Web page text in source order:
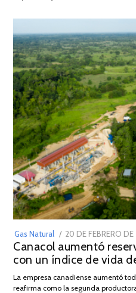
Gas Natural
POSTED
ON
20 DE FEBRERO
Canacol aumentó
con un índice de vida
La empresa canadiense aumentó
reafirma como la segunda